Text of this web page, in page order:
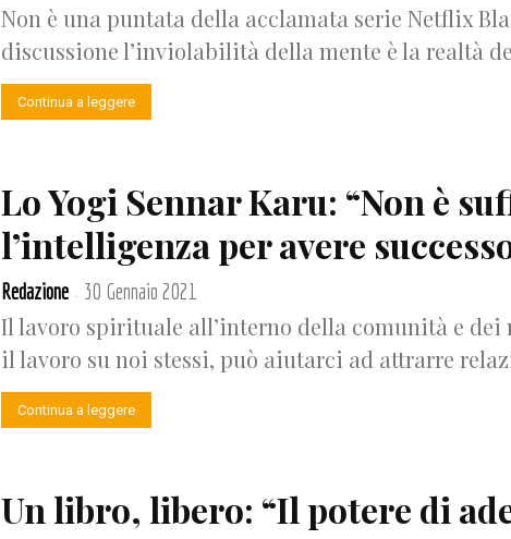
Non è una puntata della acclamata serie Netflix
discussione l’inviolabilità della mente è la realtà
Continua a leggere
Lo Yogi Sennar Karu: “Non è
l’intelligenza per avere
Redazione - 30 Gennaio 2021
Il lavoro spirituale all’interno della comunità e
il lavoro su noi stessi, può aiutarci ad attrarre
Continua a leggere
Un libro, libero: “Il potere di